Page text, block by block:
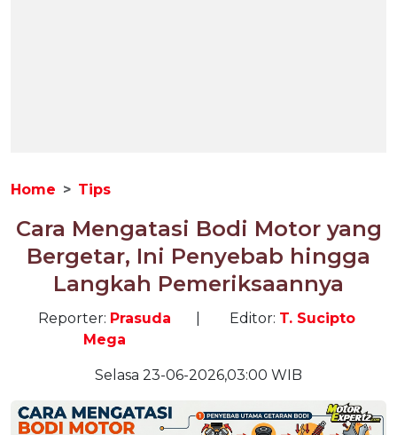
Home Tips
Cara Mengatasi Bodi Motor yang
Bergetar, Ini Penyebab hingga
Langkah Pemeriksaannya
Reporter: Prasuda
Mega
Editor: T. Sucipto
Selasa 23-06-2026,03:00 WIB